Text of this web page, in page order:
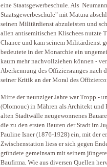
eine Staatsgewerbeschule. Als
Staatsgewerbeschule" mit Matura
seinen Militärdienst abzuleisten und
allen antisemitischen Klischees nutzte
Chance und kam seinem Militärdienst
bedeutete in der Monarchie ein
kaum mehr nachvollziehen können -
Aberkennung des Offiziersranges
seiner Kritik an der Moral des
Mitte der neunziger Jahre war Tropp -
(Olomouc) in Mähren als Architekt und
alten Stadtwälle neugewonnenes
die zu den ersten Bauten der Stadt im
Pauline Isner (1876-1928) ein, mit der
Zwischenstation liess er sich gegen
gründete gemeinsam mit seinem
Baufirma. Wie aus diversen Quellen